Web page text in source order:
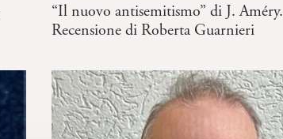
“Il nuovo antisemitismo” di J. Améry.
Recensione di Roberta Guarnieri